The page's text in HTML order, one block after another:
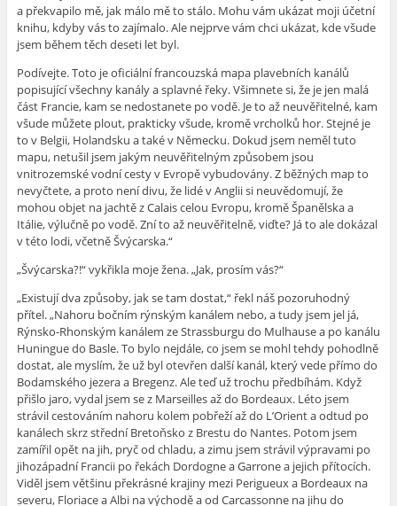
a překvapilo mě, jak málo mě to stálo. Mohu vám ukázat moji účetní
knihu, kdyby vás to zajímalo. Ale nejprve vám chci ukázat, kde všude
jsem během těch deseti let byl.
Podívejte. Toto je oficiální francouzská mapa plavebních kanálů
popisující všechny kanály a splavné řeky. Všimnete si, že je jen malá
část Francie, kam se nedostanete po vodě. Je to až neuvěřitelné, kam
všude můžete plout, prakticky všude, kromě vrcholků hor. Stejné je
to v Belgii, Holandsku a také v Německu. Dokud jsem neměl tuto
mapu, netušil jsem jakým neuvěřitelným způsobem jsou
vnitrozemské vodní cesty v Evropě vybudovány. Z běžných map to
nevyčtete, a proto není divu, že lidé v Anglii si neuvědomují, že
mohou objet na jachtě z Calais celou Evropu, kromě Španělska a
Itálie, výlučně po vodě. Zní to až neuvěřitelně, viďte? Já to ale dokázal
v této lodi, včetně Švýcarska.“
„Švýcarska?!“ vykřikla moje žena. „Jak, prosím vás?“
„Existují dva způsoby, jak se tam dostat,“ řekl náš pozoruhodný
přítel. „Nahoru bočním rýnským kanálem nebo, a tudy jsem jel já,
Rýnsko-Rhonským kanálem ze Strassburgu do Mulhause a po kanálu
Huningue do Basle. To bylo nejdále, co jsem se mohl tehdy pohodlně
dostat, ale myslím, že už byl otevřen další kanál, který vede přímo do
Bodamského jezera a Bregenz. Ale teď už trochu předbíhám. Když
přišlo jaro, vydal jsem se z Marseilles až do Bordeaux. Léto jsem
strávil cestováním nahoru kolem pobřeží až do L’Orient a odtud po
kanálech skrz střední Bretoňsko z Brestu do Nantes. Potom jsem
zamířil opět na jih, pryč od chladu, a zimu jsem strávil výpravami po
jihozápadní Francii po řekách Dordogne a Garrone a jejich přítocích.
Viděl jsem většinu překrásné krajiny mezi Perigueux a Bordeaux na
severu, Floriace a Albi na východě a od Carcassonne na jihu do